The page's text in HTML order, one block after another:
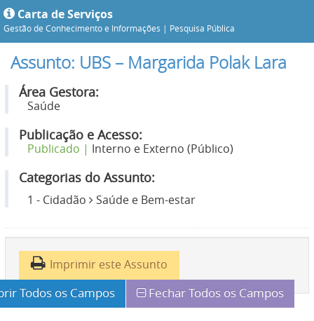
Carta de Serviços
Gestão de Conhecimento e Informações | Pesquisa Pública
Assunto: UBS – Margarida Polak Lara
Área Gestora:
Saúde
Publicação e Acesso:
Publicado | Interno e Externo (Público)
Categorias do Assunto:
1 - Cidadão Saúde e Bem-estar
Imprimir este Assunto
Todos os Campos Fechar Todos os Campos